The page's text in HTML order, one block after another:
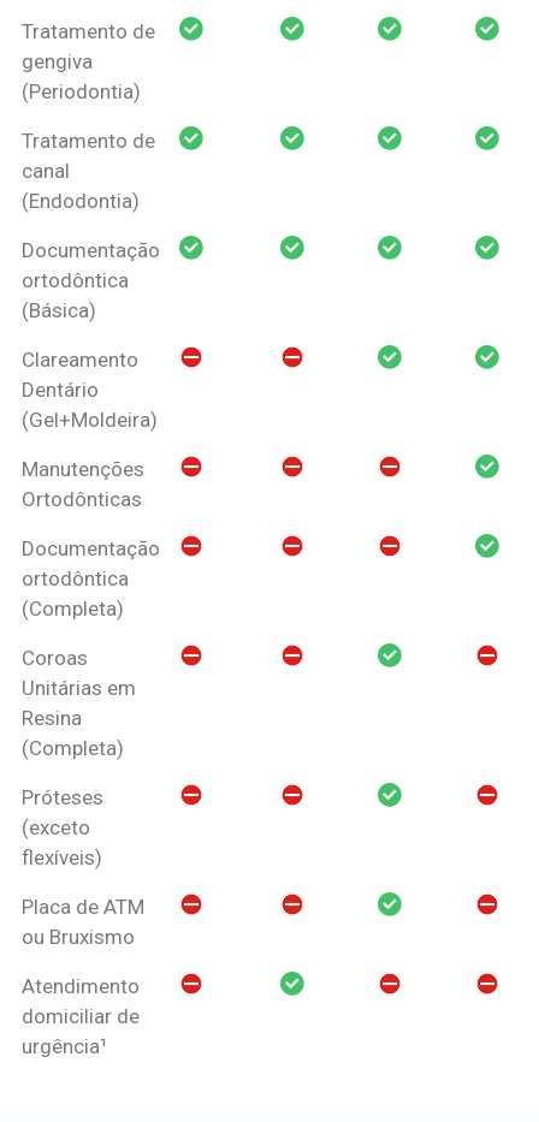
Tratamento de
gengiva
(Periodontia)
Tratamento de
canal
(Endodontia)
Documentação
ortodôntica
(Básica)
Clareamento
Dentário
(Gel+Moldeira)
Manutenções
Ortodônticas
Documentação
ortodôntica
(Completa)
Coroas
Unitárias em
Resina
(Completa)
Próteses
(exceto
flexíveis)
Placa de ATM
ou Bruxismo
Atendimento
domiciliar de
urgência¹